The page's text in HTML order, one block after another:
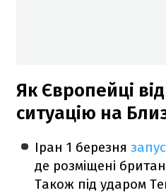
Як Європейці
ситуацію на
Іран 1 березня
де розміщені
Також під ударом